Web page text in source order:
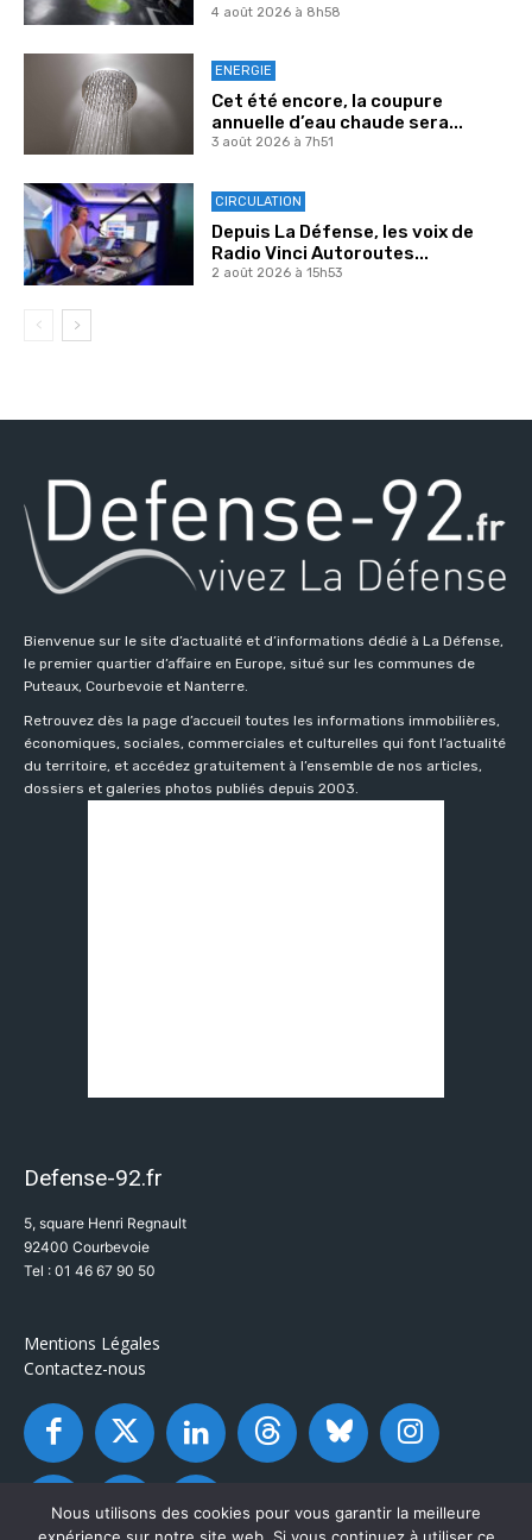
4 août 2026 à 8h58
ENERGIE
Cet été encore, la coupure
annuelle d’eau chaude sera...
3 août 2026 à 7h51
CIRCULATION
Depuis La Défense, les voix de
Radio Vinci Autoroutes...
2 août 2026 à 15h53
Bienvenue sur le site d’actualité et d’informations dédié à La Défense,
le premier quartier d’affaire en Europe, situé sur les communes de
Puteaux, Courbevoie et Nanterre.
Retrouvez dès la page d’accueil toutes les informations immobilières,
économiques, sociales, commerciales et culturelles qui font l’actualité
du territoire, et accédez gratuitement à l’ensemble de nos articles,
dossiers et galeries photos publiés depuis 2003.
Defense-92.fr
5, square Henri Regnault
92400 Courbevoie
Tel : 01 46 67 90 50
Mentions Légales
Contactez-nous
Nous utilisons des cookies pour vous garantir la meilleure